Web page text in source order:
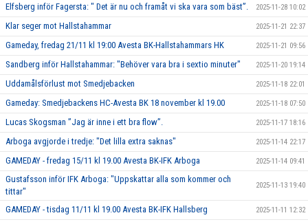
Elfsberg inför Fagersta: " Det är nu och framåt vi ska vara som bäst”. 2025-11-28 10:02
Klar seger mot Hallstahammar 2025-11-21 22:37
Gameday, fredag 21/11 kl 19:00 Avesta BK-Hallstahammars HK 2025-11-21 09:56
Sandberg inför Hallstahammar: "Behöver vara bra i sextio minuter" 2025-11-20 19:14
Uddamålsförlust mot Smedjebacken 2025-11-18 22:01
Gameday: Smedjebackens HC-Avesta BK 18 november kl 19.00 2025-11-18 07:50
Lucas Skogsman ”Jag är inne i ett bra flow”. 2025-11-17 18:16
Arboga avgjorde i tredje: "Det lilla extra saknas" 2025-11-14 22:17
GAMEDAY - fredag 15/11 kl 19.00 Avesta BK-IFK Arboga 2025-11-14 09:41
Gustafsson inför IFK Arboga: "Uppskattar alla som kommer och
tittar"
2025-11-13 19:40
GAMEDAY - tisdag 11/11 kl 19.00 Avesta BK-IFK Hallsberg 2025-11-11 12:32